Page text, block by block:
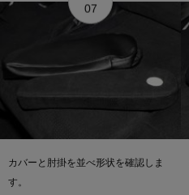
07
カバーと肘掛を並べ形状を確認しま
す。